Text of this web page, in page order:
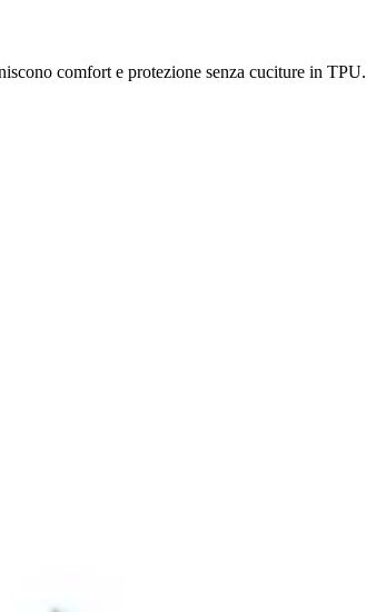
comfort e protezione senza cuciture in TPU.